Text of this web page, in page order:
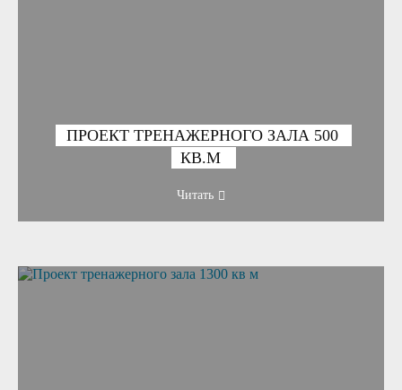
ПРОЕКТ ТРЕНАЖЕРНОГО ЗАЛА 500
КВ.М
Читать